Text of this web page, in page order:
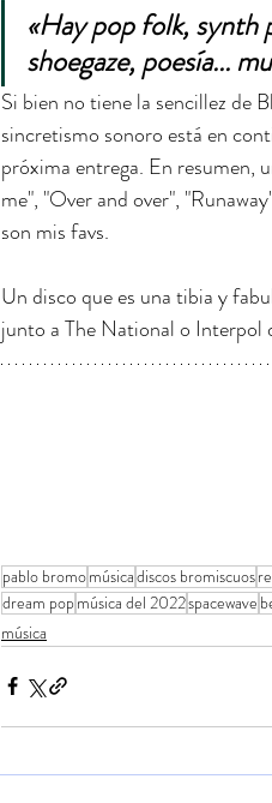
«Hay pop folk, synth
shoegaze, poesía...
Si bien no tiene la sencillez de
sincretismo sonoro está en
próxima entrega. En resumen,
me", "Over and over",
son mis favs.
Un disco que es una tibia y
junto a The National o Interpol
pablo bromomúsicadiscos bromiscuos
dream pop música del 2022spacewave
música